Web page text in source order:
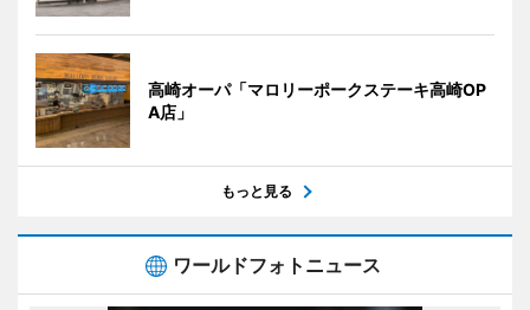
高崎オーパ「マロリーポークステーキ高崎OP
A店」
もっと見る
ワールドフォトニュース